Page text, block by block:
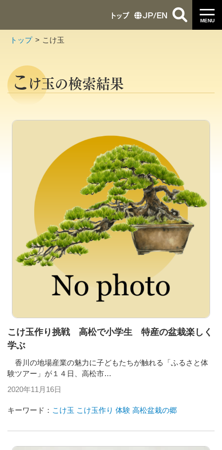
MENU
トップ JP/EN
トップ こけ玉
こけ玉の検索結果
こけ玉作り挑戦 高松で小学生 特産の盆栽楽しく
学ぶ
香川の地場産業の魅力に子どもたちが触れる「ふるさと体
験ツアー」が１４日、高松市…
2020年11月16日
キーワード： こけ玉 こけ玉作り 体験 高松盆栽の郷